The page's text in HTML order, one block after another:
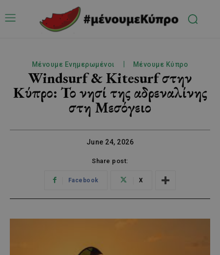
Μένουμε Ενημερωμένοι Μένουμε Κύπρο
Windsurf & Kitesurf στην
Κύπρο: Το νησί της αδρεναλίνης
στη Μεσόγειο
June 24, 2026
Share post:
Facebook X